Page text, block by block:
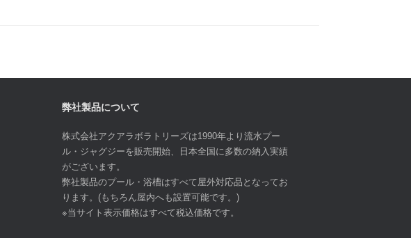
弊社製品について
株式会社アクアラボラトリーズは1990年より流水プー
ル・ジャグジーを販売開始、日本全国に多数の納入実績
がございます。
弊社製品のプール・浴槽はすべて屋外対応品となってお
ります。(もちろん屋内へも設置可能です。)
※当サイト表示価格はすべて税込価格です。